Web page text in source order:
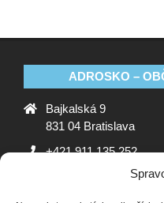
ADROSKO –
Bajkalská 9
831 04 Bratislava
+421 911 135 252